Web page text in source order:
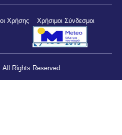
Χρήσης Χρήσιμοι Σύνδεσμοι
Rights Reserved.